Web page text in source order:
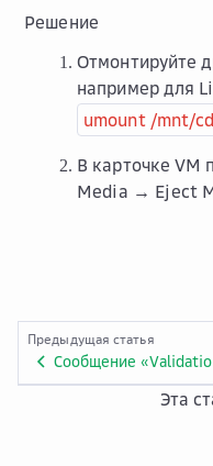
Решение
Отмонтируйте
например для
umount /mnt/
В карточке VM
Media → Eject
Предыдущая статья
Эта